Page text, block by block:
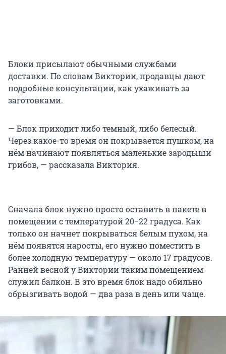
Блоки присылают обычными службами
доставки. По словам Виктории, продавцы дают
подробные консультации, как ухаживать за
заготовками.
— Блок приходит либо темный, либо белесый.
Через какое-то время он покрывается пушком, на
нём начинают появляться маленькие зародыши
грибов, — рассказала Виктория.
Сначала блок нужно просто оставить в пакете в
помещении с температурой20−22 градуса. Как
только он начнет покрываться белым пухом, на
нём появятся наросты, его нужно поместить в
более холодную температуру — около 17 градусов.
Ранней весной у Виктории таким помещением
служил балкон. В это время блок надо обильно
обрызгивать водой — два раза в день или чаще.